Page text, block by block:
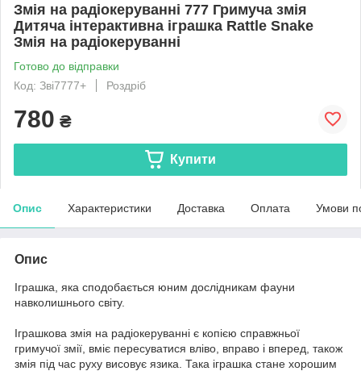
Змія на радіокеруванні 777 Гримуча змія
Дитяча інтерактивна іграшка Rattle Snake
Змія на радіокеруванні
Готово до відправки
Код: Зві7777+
Роздріб
780 ₴
Купити
Опис Характеристики Доставка Оплата Умови
Опис
Іграшка, яка сподобається юним дослідникам фауни
навколишнього світу.
Іграшкова змія на радіокеруванні є копією справжньої
гримучої змії, вміє пересуватися вліво, вправо і вперед, також
змія під час руху висовує язика. Така іграшка стане хорошим